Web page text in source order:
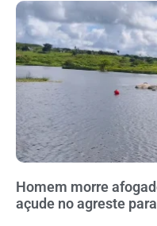
Homem morre
açude no agreste